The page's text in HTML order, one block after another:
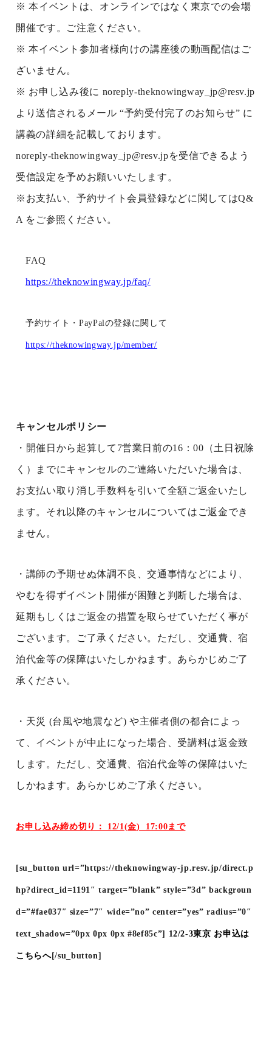
※ 本イベントは、オンラインではなく東京での会場
開催です。ご注意ください。
※ 本イベント参加者様向けの講座後の動画配信はご
ざいません。
※ お申し込み後に noreply-theknowingway_jp@resv.jp
より送信されるメール “予約受付完了のお知らせ” に
講義の詳細を記載しております。
noreply-theknowingway_jp@resv.jpを受信できるよう
受信設定を予めお願いいたします。
※お支払い、予約サイト会員登録などに関してはQ&
A をご参照ください。
FAQ
https://theknowingway.jp/faq/
予約サイト・PayPalの登録に関して
https://theknowingway.jp/member/
キャンセルポリシー
・開催日から起算して7営業日前の16：00（土日祝除
く）までにキャンセルのご連絡いただいた場合は、
お支払い取り消し手数料を引いて全額ご返金いたし
ます。それ以降のキャンセルについてはご返金でき
ません。
・講師の予期せぬ体調不良、交通事情などにより、
やむを得ずイベント開催が困難と判断した場合は、
延期もしくはご返金の措置を取らせていただく事が
ございます。ご了承ください。ただし、交通費、宿
泊代金等の保障はいたしかねます。あらかじめご了
承ください。
・天災 (台風や地震など) や主催者側の都合によっ
て、イベントが中止になった場合、受講料は返金致
します。ただし、交通費、宿泊代金等の保障はいた
しかねます。あらかじめご了承ください。
お申し込み締め切り： 12/1(金) 17:00まで
[su_button url=”https://theknowingway-jp.resv.jp/direct.p
hp?direct_id=1191″ target=”blank” style=”3d” backgroun
d=”#fae037″ size=”7″ wide=”no” center=”yes” radius=”0″
text_shadow=”0px 0px 0px #8ef85c”] 12/2-3東京 お申込は
こちらへ[/su_button]